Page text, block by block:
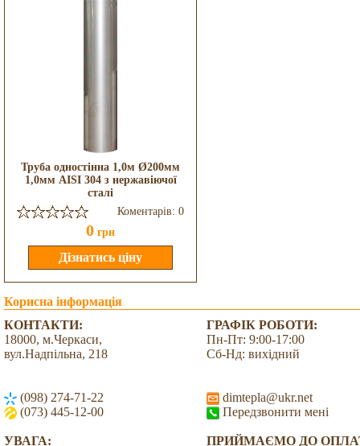
Труба одностінна 1,0м Ø200мм
1,0мм AISI 304 з нержавіючої
сталі
Коментарів: 0
0 грн
Корисна інформація
КОНТАКТИ:
18000, м.Черкаси,
вул.Надпільна, 218
(098) 274-71-22
(073) 445-12-00
ГРАФІК РОБОТИ:
Пн-Пт: 9:00-17:00
Сб-Нд: вихідний
dimtepla@ukr.net
Передзвонити мені
УВАГА: ПРИЙМАЄМО ДО